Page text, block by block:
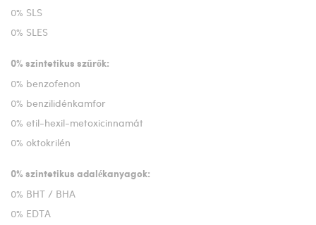
0% SLS
0% SLES
0% szintetikus szűrők:
0% benzofenon
0% benzilidénkamfor
0% etil-hexil-metoxicinnamát
0% oktokrilén
0% szintetikus adalékanyagok:
0% BHT / BHA
0% EDTA